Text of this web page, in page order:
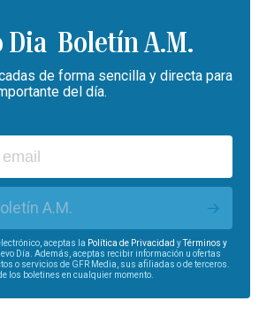
Boletín A.M.
de forma sencilla y directa para
del día.
A.M.
aceptas la Política de Privacidad y
Términos y
Día. Además, aceptas recibir información u ofertas
o servicios de GFR Media, sus afiliadas o de terceros.
los boletines en cualquier momento.